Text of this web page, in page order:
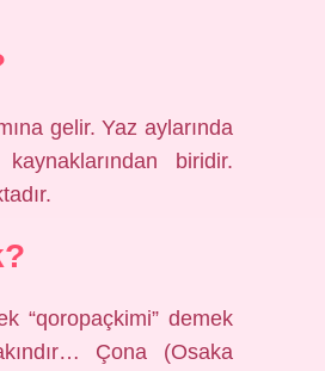
gelir. Yaz aylarında
biridir.
“qoropaçkimi” demek
Çona (Osaka